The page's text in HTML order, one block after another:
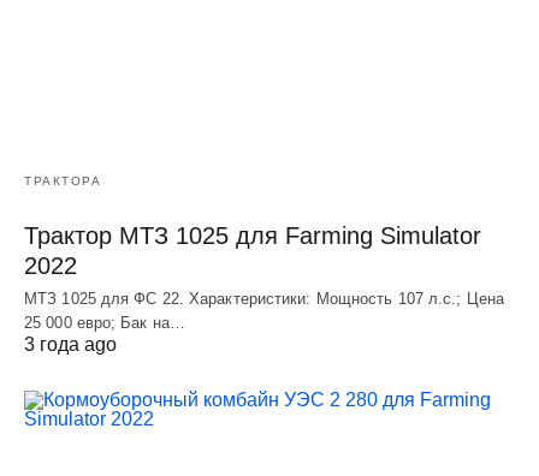
ТРАКТОРА
Трактор МТЗ 1025 для Farming Simulator
2022
МТЗ 1025 для ФС 22. Характеристики: Мощность 107 л.c.; Цена
25 000 евро; Бак на…
3 года ago